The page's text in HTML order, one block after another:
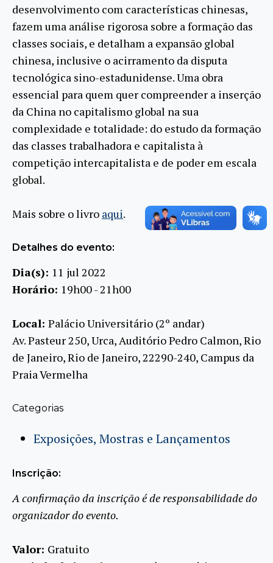
desenvolvimento com características chinesas,
fazem uma análise rigorosa sobre a formação das
classes sociais, e detalham a expansão global
chinesa, inclusive o acirramento da disputa
tecnológica sino-estadunidense. Uma obra
essencial para quem quer compreender a inserção
da China no capitalismo global na sua
complexidade e totalidade: do estudo da formação
das classes trabalhadora e capitalista à
competição intercapitalista e de poder em escala
global.
Mais sobre o livro aqui.
Detalhes do evento:
Dia(s): 11 jul 2022
Horário: 19h00 - 21h00
Local: Palácio Universitário (2º andar)
Av. Pasteur 250, Urca, Auditório Pedro Calmon, Rio
de Janeiro, Rio de Janeiro, 22290-240, Campus da
Praia Vermelha
Categorias
Exposições, Mostras e Lançamentos
Inscrição:
A confirmação da inscrição é de responsabilidade do
organizador do evento.
Valor: Gratuito